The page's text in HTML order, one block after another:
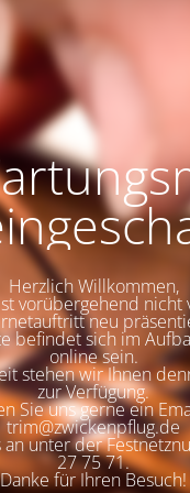
Herzlich Willkommen,
vorübergehend nicht
neu
befindet sich im
online sein.
stehen wir Ihnen
zur Verfügung.
Sie uns gerne ein
trim@zwickenpflug.de
unter der
27 75 71.
Danke für Ihren Besuch!